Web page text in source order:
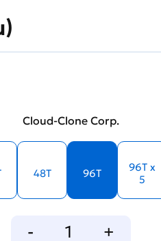
Cloud-Clone Corp.
48T 96T
96T x
5